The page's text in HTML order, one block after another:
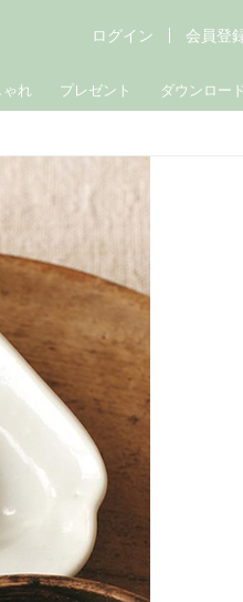
ゃれ プレゼント ダウンロード
ログイン 会員登